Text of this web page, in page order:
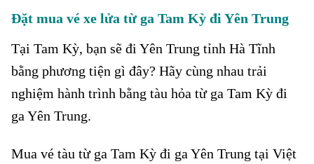
Đặt mua vé xe lửa từ ga Tam Kỳ đi Yên Trung
Tại Tam Kỳ, bạn sẽ đi Yên Trung tỉnh Hà Tĩnh
bằng phương tiện gì đây? Hãy cùng nhau trải
nghiệm hành trình bằng tàu hỏa từ ga Tam Kỳ đi
ga Yên Trung.
Mua vé tàu từ ga Tam Kỳ đi ga Yên Trung tại Việt